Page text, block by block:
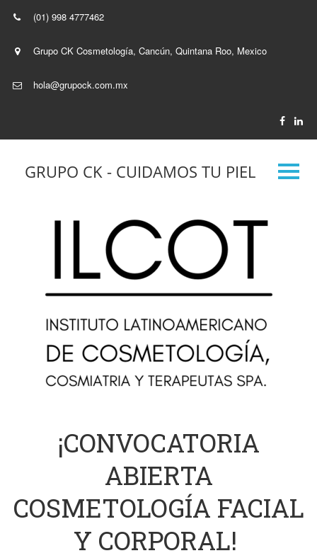
(01) 998 4777462
Grupo CK Cosmetología, Cancún, Quintana Roo, Mexico
hola@grupock.com.mx
GRUPO CK - CUIDAMOS TU PIEL
¡CONVOCATORIA
ABIERTA
COSMETOLOGÍA FACIAL
Y CORPORAL!